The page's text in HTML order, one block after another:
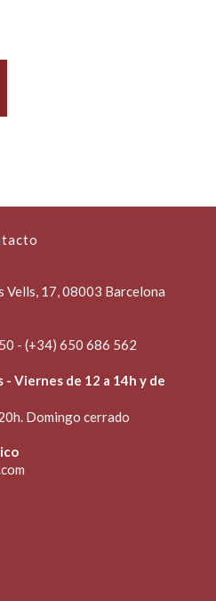
Vells, 17, 08003 Barcelona
- (+34) 650 686 562
- Viernes de 12 a 14h y de
Domingo cerrado